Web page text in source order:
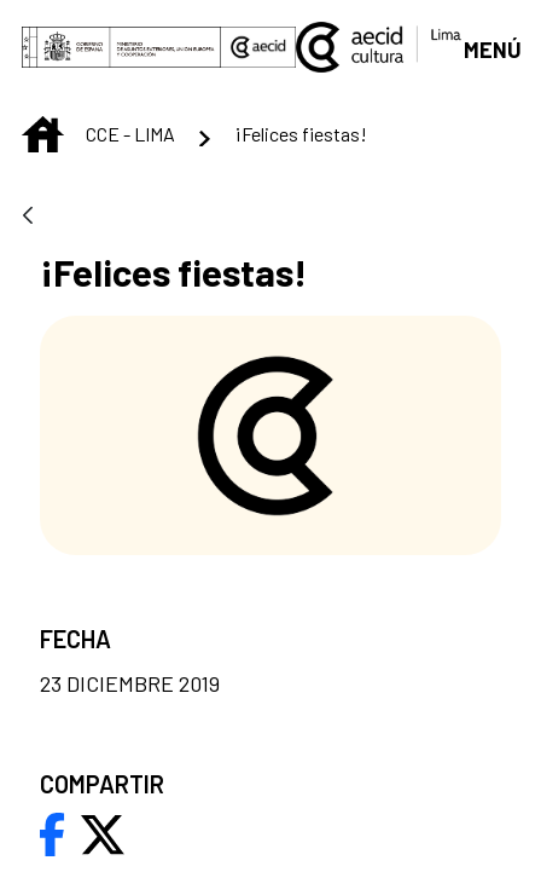
Saltar al contenido principal
MENÚ
INICIOCCE - LIMA ¡Felices fiestas!
¡Felices fiestas!
FECHA
23 DICIEMBRE 2019
COMPARTIR